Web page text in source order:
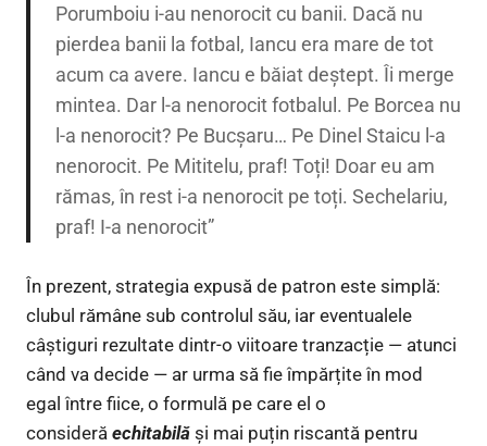
Porumboiu i-au nenorocit cu banii. Dacă nu
pierdea banii la fotbal, Iancu era mare de tot
acum ca avere. Iancu e băiat deștept. Îi merge
mintea. Dar l-a nenorocit fotbalul. Pe Borcea nu
l-a nenorocit? Pe Bucșaru… Pe Dinel Staicu l-a
nenorocit. Pe Mititelu, praf! Toți! Doar eu am
rămas, în rest i-a nenorocit pe toți. Sechelariu,
praf! I-a nenorocit”
În prezent, strategia expusă de patron este simplă:
clubul rămâne sub controlul său, iar eventualele
câștiguri rezultate dintr-o viitoare tranzacție — atunci
când va decide — ar urma să fie împărțite în mod
egal între fiice, o formulă pe care el o
consideră echitabilă și mai puțin riscantă pentru